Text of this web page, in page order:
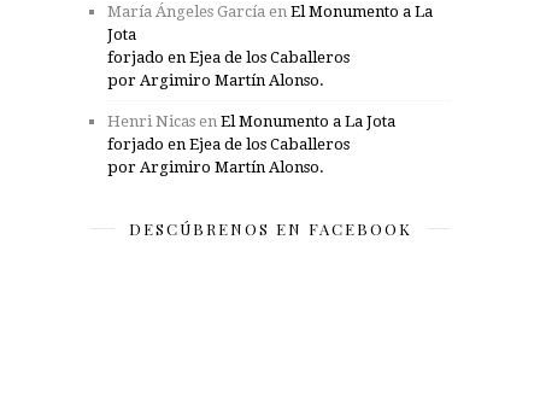
María Ángeles García en El Monumento a La
Jota
forjado en Ejea de los Caballeros
por Argimiro Martín Alonso.
Henri Nicas en El Monumento a La Jota
forjado en Ejea de los Caballeros
por Argimiro Martín Alonso.
DESCÚBRENOS EN FACEBOOK